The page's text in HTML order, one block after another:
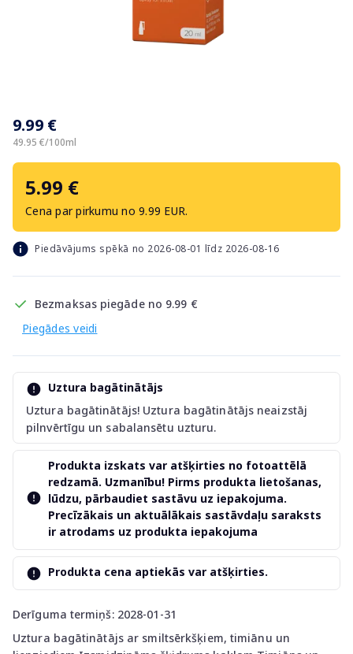
9.99 €
49.95 €/100ml
5.99 €
Cena par pirkumu no 9.99 EUR.
Piedāvājums spēkā no 2026-08-01 līdz 2026-08-16
Bezmaksas piegāde no 9.99 €
Piegādes veidi
Derīguma termiņš: 2028-01-31
Uztura bagātinātājs ar smiltsērkšķiem, timiānu un
Uztura bagātinātājs
Uztura bagātinātājs! Uztura bagātinātājs neaizstāj
pilnvērtīgu un sabalansētu uzturu.
Produkta izskats var atšķirties no fotoattēlā
redzamā. Uzmanību! Pirms produkta lietošanas,
lūdzu, pārbaudiet sastāvu uz iepakojuma.
Precīzākais un aktuālākais sastāvdaļu saraksts
ir atrodams uz produkta iepakojuma
Produkta cena aptiekās var atšķirties.